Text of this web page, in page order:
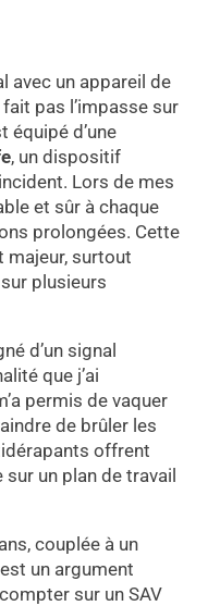
avec un appareil de
pas l’impasse sur
équipé d’une
, un dispositif
Lors de mes
et sûr à chaque
prolongées. Cette
majeur, surtout
plusieurs
d’un signal
que j’ai
permis de vaquer
de brûler les
offrent
un plan de travail
couplée à un
un argument
sur un SAV